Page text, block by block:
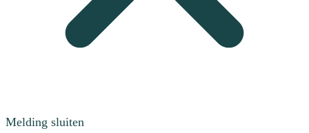
Melding sluiten